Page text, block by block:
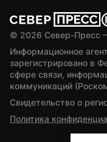
© 2026 Север-Пресс
Информационное
зарегистрировано в
сфере связи,
коммуникаций
Свидетельство о
Политика